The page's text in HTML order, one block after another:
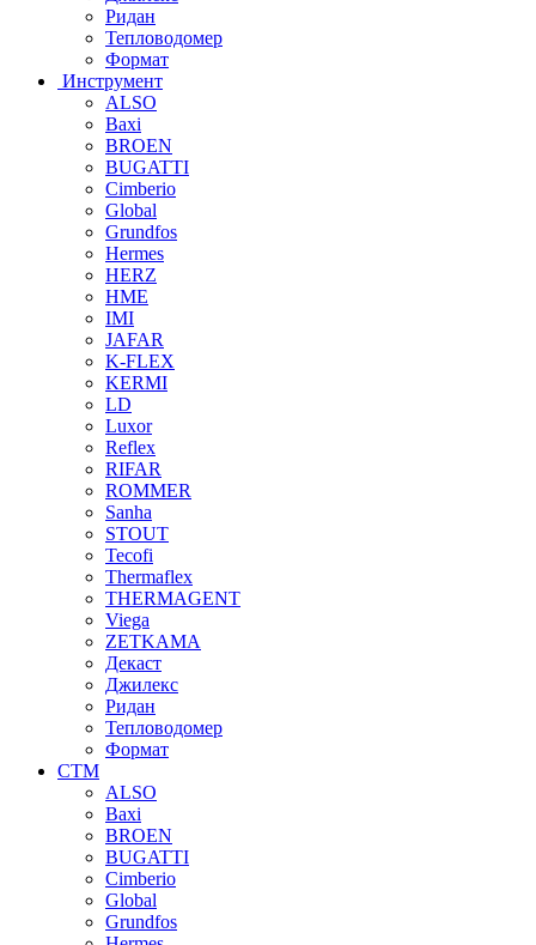
Ридан
Тепловодомер
Формат
Инструмент
ALSO
Baxi
BROEN
BUGATTI
Cimberio
Global
Grundfos
Hermes
HERZ
HME
IMI
JAFAR
K-FLEX
KERMI
LD
Luxor
Reflex
RIFAR
ROMMER
Sanha
STOUT
Tecofi
Thermaflex
THERMAGENT
Viega
ZETKAMA
Декаст
Джилекс
Ридан
Тепловодомер
Формат
СТМ
ALSO
Baxi
BROEN
BUGATTI
Cimberio
Global
Grundfos